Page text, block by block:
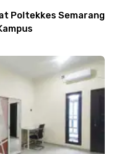
Poltekkes Semarang